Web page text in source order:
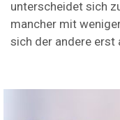
unterscheidet sich
mancher mit
sich der andere erst